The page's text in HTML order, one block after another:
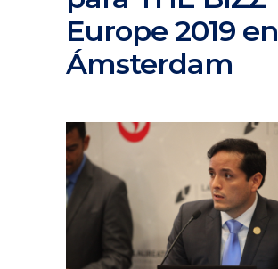
Europe 2019 en
Ámsterdam